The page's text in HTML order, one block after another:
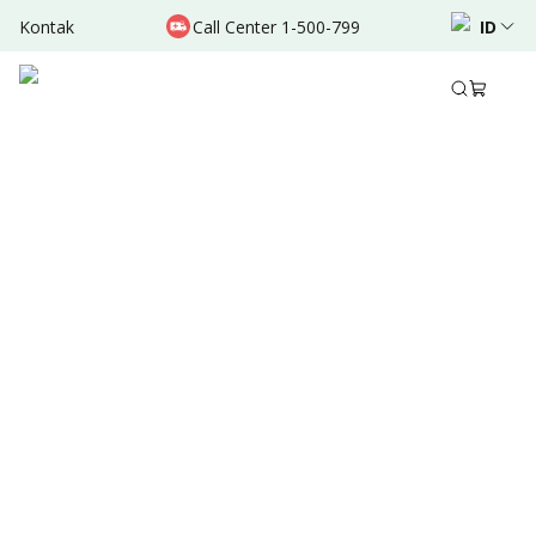
Kontak Call Center 1-500-799 ID